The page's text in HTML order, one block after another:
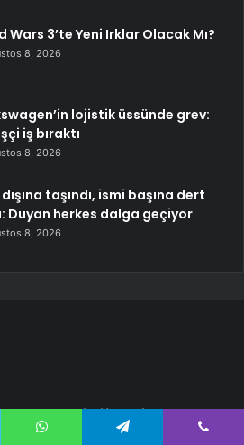
Wars 3’te Yeni Irklar Olacak Mı?
8, 2026
lojistik üssünde grev:
iş bıraktı
8, 2026
taşındı, ismi başına dert
Duyan herkes dalga geçiyor
8, 2026
en yakını istifa etti